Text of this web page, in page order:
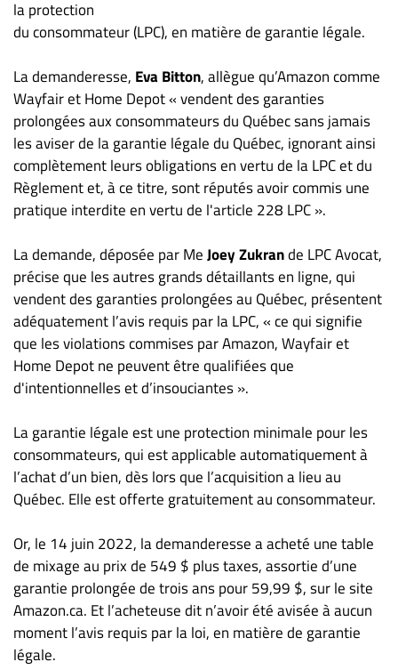
Page
entreprises
un
emploi
Publicité
Solutions de
recrutements
TROUVEZ-
NOUS
Nous
joindre
À
propos
Infolettre
FAQ
Politique de
confidentialité
la protection
du consommateur (LPC), en matière de garantie légale.
La demanderesse, Eva Bitton, allègue qu’Amazon comme
Wayfair et Home Depot « vendent des garanties
prolongées aux consommateurs du Québec sans jamais
les aviser de la garantie légale du Québec, ignorant ainsi
complètement leurs obligations en vertu de la LPC et du
Règlement et, à ce titre, sont réputés avoir commis une
pratique interdite en vertu de l'article 228 LPC ».
La demande, déposée par MeJoey Zukrande LPC Avocat,
précise que les autres grands détaillants en ligne, qui
vendent des garanties prolongées au Québec, présentent
adéquatement l’avis requis par la LPC, « ce qui signifie
que les violations commises par Amazon, Wayfair et
Home Depot ne peuvent être qualifiées que
d'intentionnelles et d’insouciantes ».
La garantie légale est une protection minimale pour les
consommateurs, qui est applicable automatiquement à
l’achat d’un bien, dès lors que l’acquisition a lieu au
Québec. Elle est offerte gratuitement au consommateur.
Or, le 14 juin 2022, la demanderesse a acheté une table
de mixage au prix de 549 $ plus taxes, assortie d’une
garantie prolongée de trois ans pour 59,99 $, sur le site
Amazon.ca. Et l’acheteuse dit n’avoir été avisée à aucun
moment l’avis requis par la loi, en matière de garantie
légale.